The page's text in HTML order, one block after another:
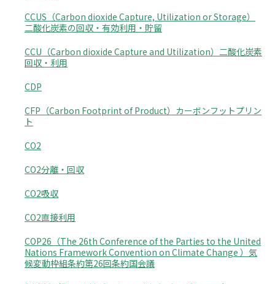
CCUS（Carbon dioxide Capture, Utilization or Storage）
二酸化炭素の回収・有効利用・貯留
CCU（Carbon dioxide Capture and Utilization）二酸化炭素
回収・利用
CDP
CFP（Carbon Footprint of Product）カーボンフットプリン
ト
CO2
CO2分離・回収
CO2吸収
CO2直接利用
COP26（The 26th Conference of the Parties to the United
Nations Framework Convention on Climate Change ）気
候変動枠組条約第26回条約国会議